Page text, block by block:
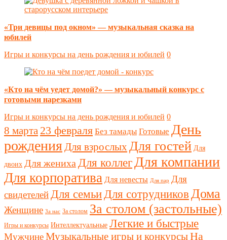
«Три девицы под окном» — музыкальная сказка на
юбилей
Игры и конкурсы на день рождения и юбилей 0
«Кто на чём уедет домой?» — музыкальный конкурс с
готовыми нарезками
Игры и конкурсы на день рождения и юбилей 0
8 марта 23 февраля Без тамады Готовые День
рожденияДля взрослыхДля гостей Для
двоих Для жениха Для коллег Для компании
Для корпоратива Для невесты Для пар
Для
свидетелейДля семьиДля сотрудников Дома
Женщине За нас За столом За столом (застольные)
Игры и конкурсы Интеллектуальные Легкие и быстрые
МужчинеМузыкальные игры и конкурсыНа